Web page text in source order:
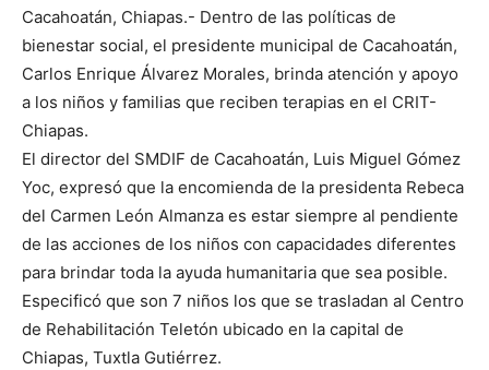
Cacahoatán, Chiapas.- Dentro de las políticas de
bienestar social, el presidente municipal de Cacahoatán,
Carlos Enrique Álvarez Morales, brinda atención y apoyo
a los niños y familias que reciben terapias en el CRIT-
Chiapas.
El director del SMDIF de Cacahoatán, Luis Miguel Gómez
Yoc, expresó que la encomienda de la presidenta Rebeca
del Carmen León Almanza es estar siempre al pendiente
de las acciones de los niños con capacidades diferentes
para brindar toda la ayuda humanitaria que sea posible.
Especificó que son 7 niños los que se trasladan al Centro
de Rehabilitación Teletón ubicado en la capital de
Chiapas, Tuxtla Gutiérrez.